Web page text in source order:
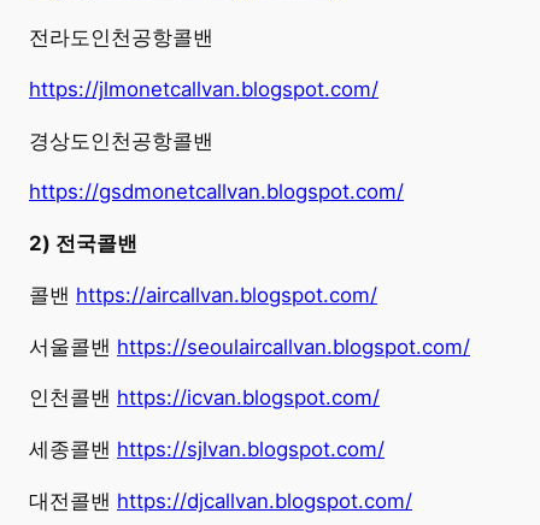
전라도인천공항콜밴
https://jlmonetcallvan.blogspot.com/
경상도인천공항콜밴
https://gsdmonetcallvan.blogspot.com/
2) 전국콜밴
콜밴 https://aircallvan.blogspot.com/
서울콜밴 https://seoulaircallvan.blogspot.com/
인천콜밴 https://icvan.blogspot.com/
세종콜밴 https://sjlvan.blogspot.com/
대전콜밴 https://djcallvan.blogspot.com/